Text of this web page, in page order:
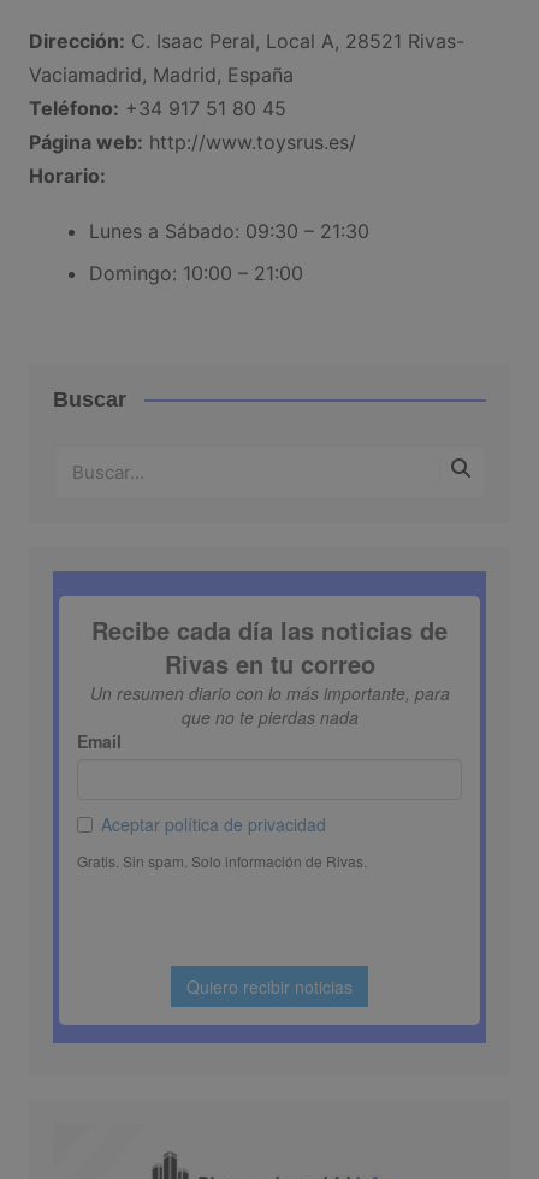
Dirección: C. Isaac Peral, Local A, 28521 Rivas-
Vaciamadrid, Madrid, España
Teléfono: +34 917 51 80 45
Página web: http://www.toysrus.es/
Horario:
Lunes a Sábado: 09:30 – 21:30
Domingo: 10:00 – 21:00
Buscar